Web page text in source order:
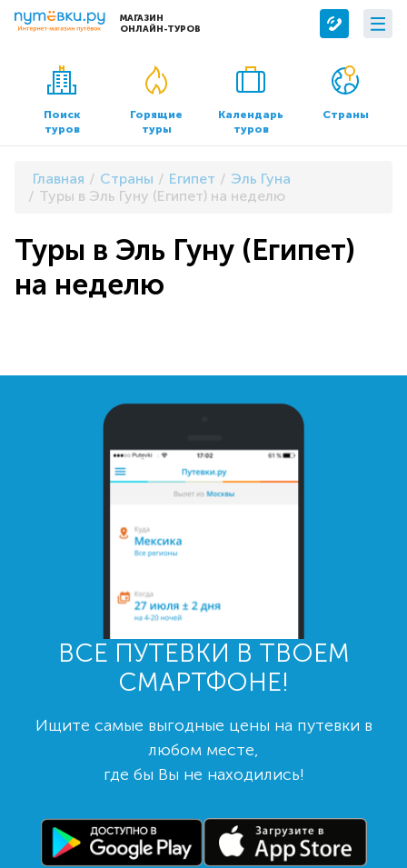
МАГАЗИН
ОНЛАЙН-ТУРОВ
Сервисы
Бронирование отелей
Трансфер
О компании
О нас
Контакты
Документы и реквизиты
Поиск
туров
Горящие
туры
Календарь
туров
Страны
Главная Страны Египет
Эль Гуна
Туры в Эль Гуну (Египет) на неделю
Туры в Эль Гуну (Египет)
на неделю
ВСЕ ПУТЕВКИ В ТВОЕМ
СМАРТФОНЕ!
Ищите самые выгодные цены на путевки в
любом месте,
где бы Вы не находились!